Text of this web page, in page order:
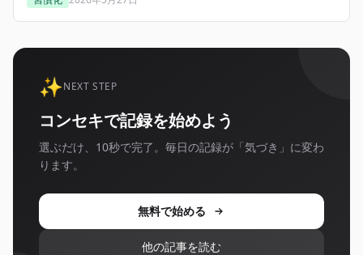
✨NEXT STEP
コンセキで記録を始めよう
選ぶだけ、10秒で完了。毎日の記録が「気づき」に変わ
ります。
無料で始める
他の記事を読む